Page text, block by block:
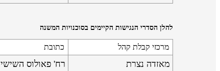
להלן הסדרי הנגישות הקיימים בסוכנויות המשנה
מרכזי קבלת קהל כתובת
מאזדה נצרת רח' פאולוס השישי 42, נצרת